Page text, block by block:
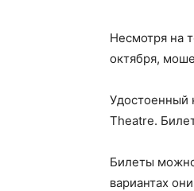
Несмотря на
октября,
Удостоенный
Theatre.
Билеты
вариантах